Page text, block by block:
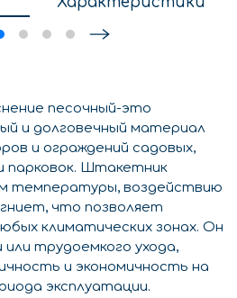
песочный-это
и долговечный материал
и ограждений садовых,
парковок. Штакетник
температуры, воздействию
что позволяет
климатических зонах. Он
трудоемкого ухода,
и экономичность на
эксплуатации.